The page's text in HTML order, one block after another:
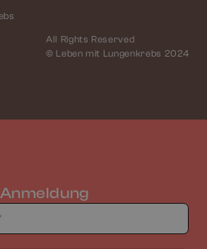
All Rights Reserved
© Leben mit Lungenkrebs 2024